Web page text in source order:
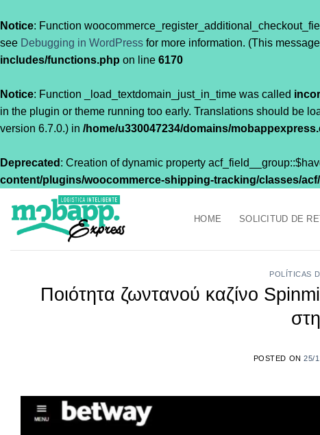
Notice: Function
see Debugging in WordPress for more information. (This
includes/functions.php on line 6170
Notice: Function _load_textdomain_just_in_time was called
in the plugin or theme running too early. Translations should be
version 6.7.0.) in /home/u330047234/domains/
Deprecated: Creation of dynamic property
content/plugins/woocommerce-shipping-tracking/classes/
contenido
HOME SOLICITUD DE
POLÍTICAS
Ποιότητα ζωντανού καζίνο
POSTED ON25/